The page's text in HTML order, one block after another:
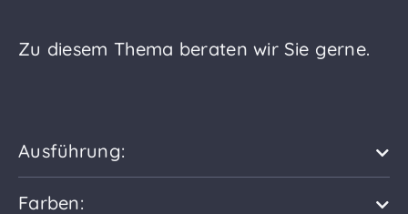
Zu diesem Thema beraten wir Sie gerne.
Ausführung:
Farben: